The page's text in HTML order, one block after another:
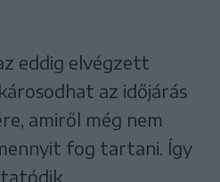
eddig elvégzett
az időjárás
amiről még nem
fog tartani. Így